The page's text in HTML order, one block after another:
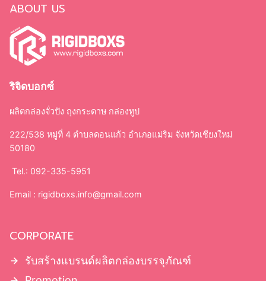
ABOUT US
ริจิดบอกซ์
ผลิตกล่องจั่วปัง ถุงกระดาษ กล่องทูป
222/538 หมู่ที่ 4 ตำบลดอนแก้ว อำเภอแม่ริม จังหวัดเชียงใหม่
50180
Tel.: 092-335-5951
Email : rigidboxs.info@gmail.com
CORPORATE
รับสร้างแบรนด์ผลิตกล่องบรรจุภัณฑ์